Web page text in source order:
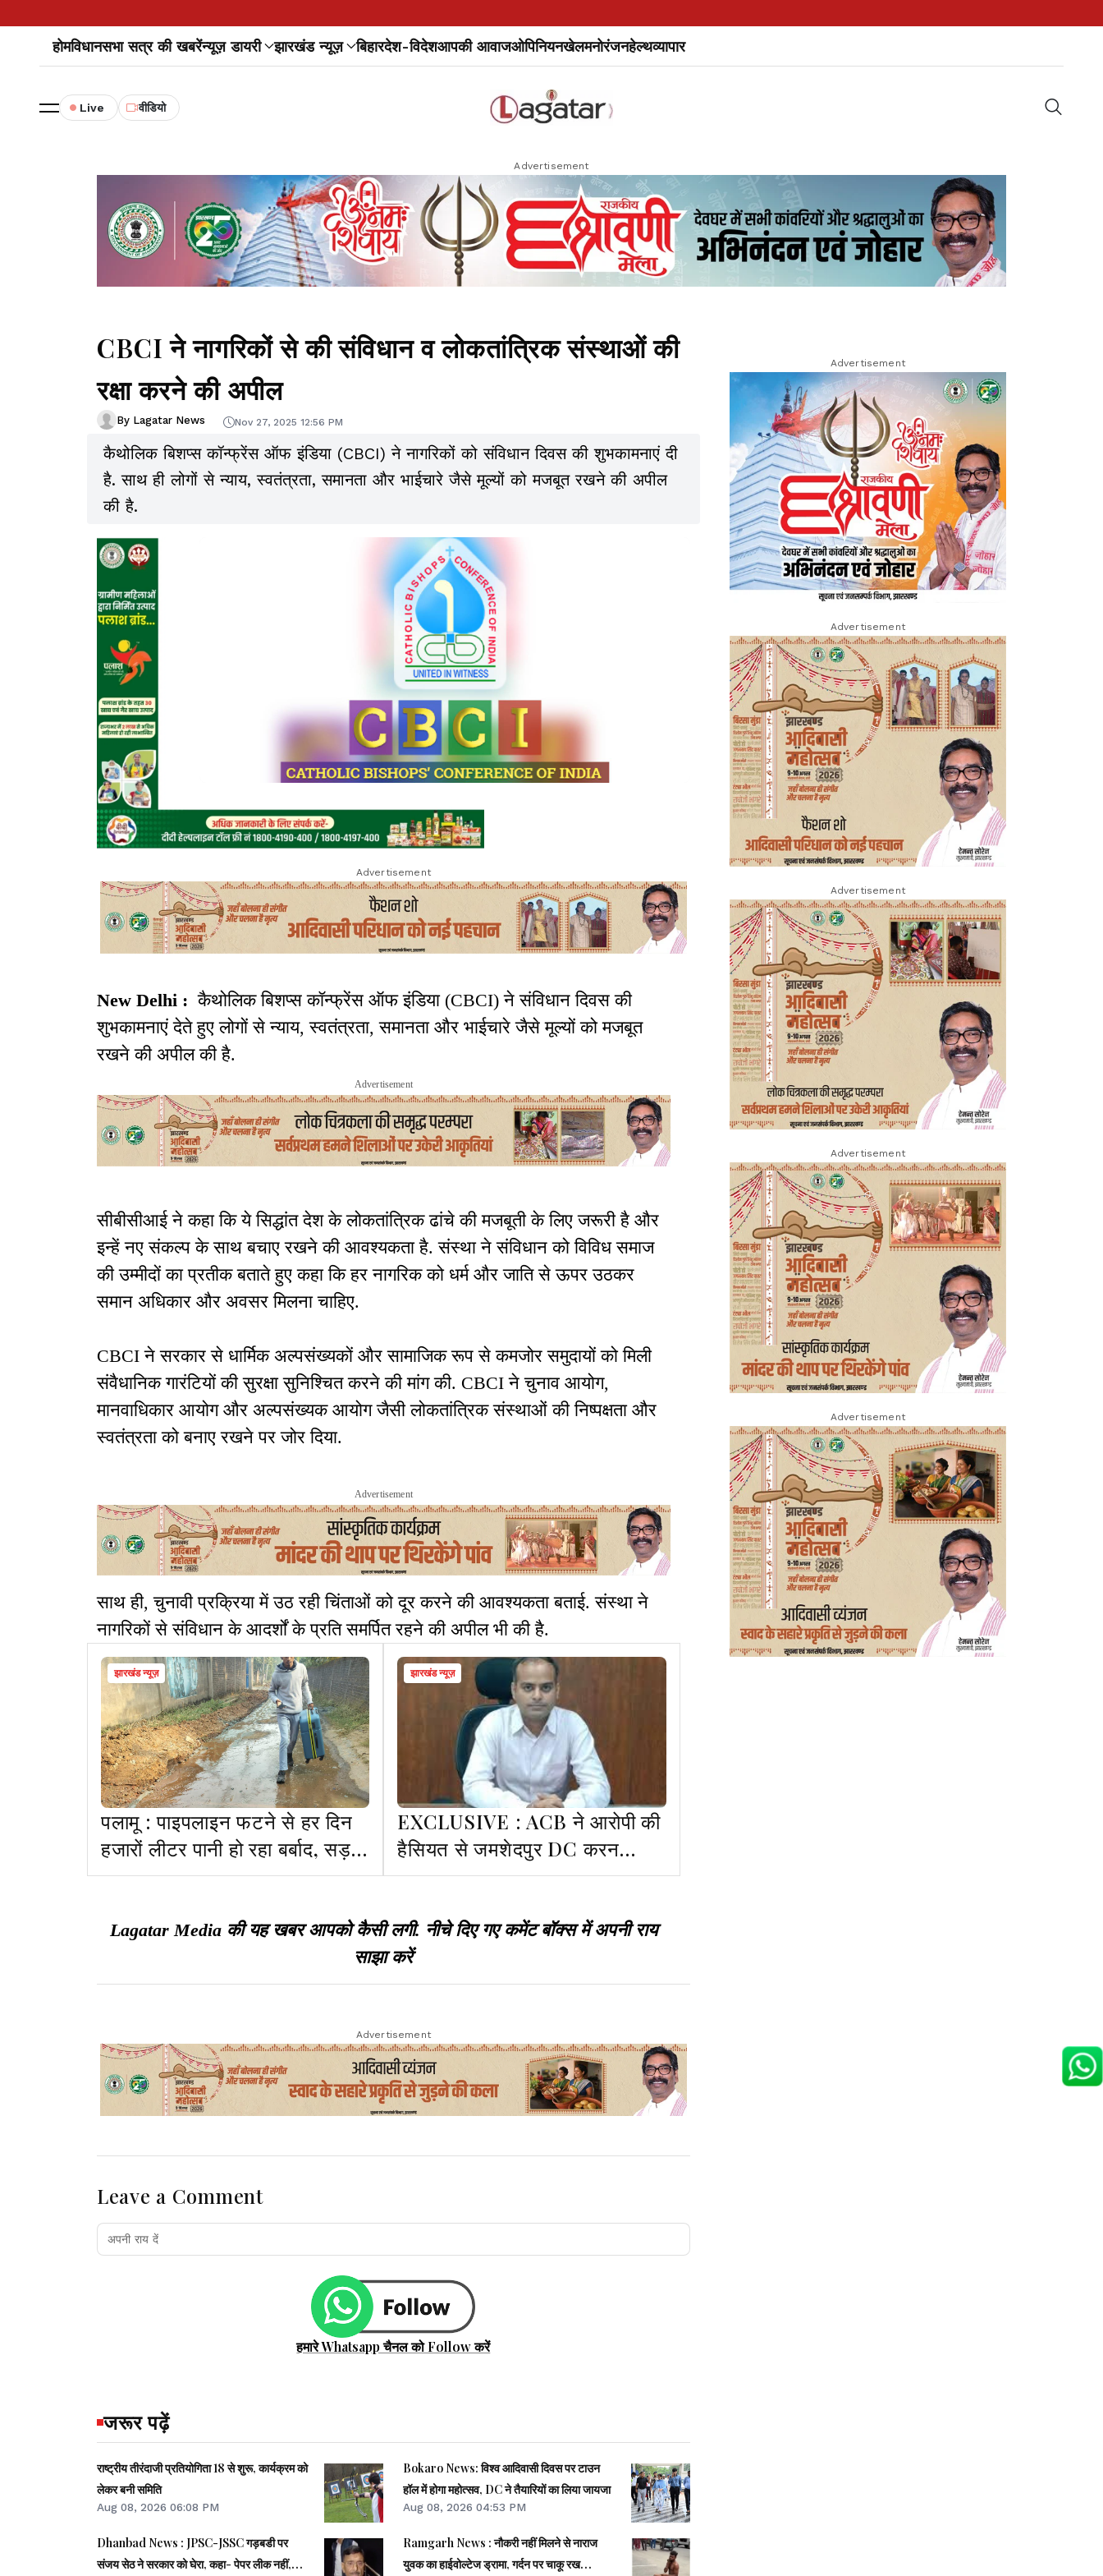
होमविधानसभा सत्र की खबरेंन्यूज़ डायरी झारखंड न्यूज़ बिहारदेश-विदेशआपकी आवाजओपिनियनखेलमनोरंजनहेल्थव्यापार
Live वीडियो
Advertisement
CBCI ने नागरिकों से की संविधान व लोकतांत्रिक संस्थाओं की
रक्षा करने की अपील
By Lagatar News Nov 27, 2025 12:56 PM
कैथोलिक बिशप्स कॉन्फ्रेंस ऑफ इंडिया (CBCI) ने नागरिकों को संविधान दिवस की शुभकामनाएं दी
है. साथ ही लोगों से न्याय, स्वतंत्रता, समानता और भाईचारे जैसे मूल्यों को मजबूत रखने की अपील
की है.
Advertisement
New Delhi : कैथोलिक बिशप्स कॉन्फ्रेंस ऑफ इंडिया (CBCI) ने संविधान दिवस की
शुभकामनाएं देते हुए लोगों से न्याय, स्वतंत्रता, समानता और भाईचारे जैसे मूल्यों को मजबूत
रखने की अपील की है.
Advertisement
सीबीसीआई ने कहा कि ये सिद्धांत देश के लोकतांत्रिक ढांचे की मजबूती के लिए जरूरी है और
इन्हें नए संकल्प के साथ बचाए रखने की आवश्यकता है. संस्था ने संविधान को विविध समाज
की उम्मीदों का प्रतीक बताते हुए कहा कि हर नागरिक को धर्म और जाति से ऊपर उठकर
समान अधिकार और अवसर मिलना चाहिए.
CBCI ने सरकार से धार्मिक अल्पसंख्यकों और सामाजिक रूप से कमजोर समुदायों को मिली
संवैधानिक गारंटियों की सुरक्षा सुनिश्चित करने की मांग की. CBCI ने चुनाव आयोग,
मानवाधिकार आयोग और अल्पसंख्यक आयोग जैसी लोकतांत्रिक संस्थाओं की निष्पक्षता और
स्वतंत्रता को बनाए रखने पर जोर दिया.
Advertisement
साथ ही, चुनावी प्रक्रिया में उठ रही चिंताओं को दूर करने की आवश्यकता बताई. संस्था ने
नागरिकों से संविधान के आदर्शों के प्रति समर्पित रहने की अपील भी की है.
झारखंड न्यूज़
पलामू : पाइपलाइन फटने से हर दिन
हजारों लीटर पानी हो रहा बर्बाद, सड़क
कीचड़ में तब्दील
झारखंड न्यूज़
EXCLUSIVE : ACB ने आरोपी की
हैसियत से जमशेदपुर DC करन
सत्यार्थी से की पूछताछ, फर्जी बैंक
Lagatar Media की यह खबर आपको कैसी लगी. नीचे दिए गए कमेंट बॉक्स में अपनी राय
साझा करें
Advertisement
Leave a Comment
हमारे Whatsapp चैनल को Follow करें
जरूर पढ़ें
राष्ट्रीय तीरंदाजी प्रतियोगिता 18 से शुरू, कार्यक्रम को
लेकर बनी समिति
Aug 08, 2026 06:08 PM
Dhanbad News : JPSC-JSSC गड़बडी पर
संजय सेठ ने सरकार को घेरा, कहा- पेपर लीक नहीं,
Bokaro News: विश्व आदिवासी दिवस पर टाउन
हॉल में होगा महोत्सव, DC ने तैयारियों का लिया जायजा
Aug 08, 2026 04:53 PM
Ramgarh News : नौकरी नहीं मिलने से नाराज
युवक का हाईवोल्टेज ड्रामा, गर्दन पर चाकू रख
Advertisement
Advertisement
Advertisement
Advertisement
Advertisement